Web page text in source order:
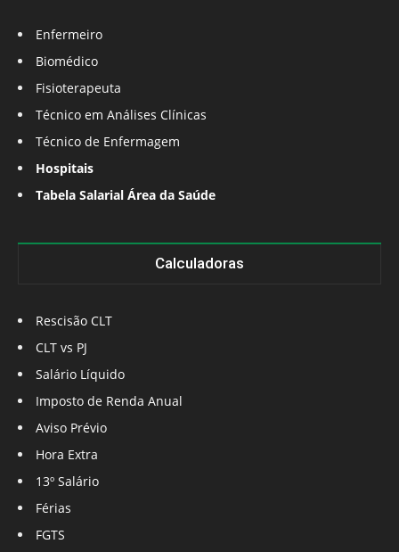
Enfermeiro
Biomédico
Fisioterapeuta
Técnico em Análises Clínicas
Técnico de Enfermagem
Hospitais
Tabela Salarial Área da Saúde
Calculadoras
Rescisão CLT
CLT vs PJ
Salário Líquido
Imposto de Renda Anual
Aviso Prévio
Hora Extra
13º Salário
Férias
FGTS